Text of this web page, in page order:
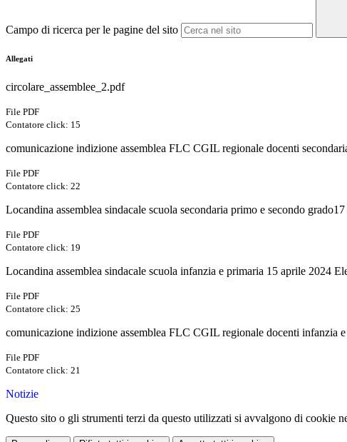
Campo di ricerca per le pagine del sito
Allegati
circolare_assemblee_2.pdf
File PDF
Contatore click: 15
comunicazione indizione assemblea FLC CGIL regionale docenti
File PDF
Contatore click: 22
Locandina assemblea sindacale scuola secondaria primo e secondo
File PDF
Contatore click: 19
Locandina assemblea sindacale scuola infanzia e primaria 15 aprile 2024
File PDF
Contatore click: 25
comunicazione indizione assemblea FLC CGIL regionale docenti infanzia
File PDF
Contatore click: 21
Notizie
Questo sito o gli strumenti terzi da questo utilizzati si avvalgono di cookie